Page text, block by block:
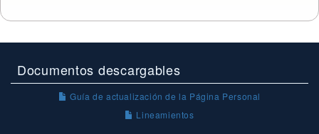
Documentos descargables
Guía de actualización de la Página Personal
Lineamientos